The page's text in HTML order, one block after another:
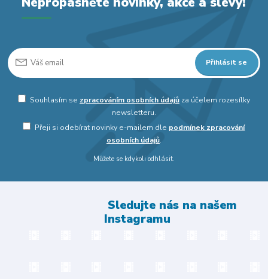
Přihlásit se
Souhlasím se zpracováním osobních údajůza účelem rozesílky
newsletteru.
Přeji si odebírat novinky e-mailem dle podmínek zpracování
osobních údajů.
Můžete se kdykoli odhlásit.
Sledujte nás na našem
Instagramu